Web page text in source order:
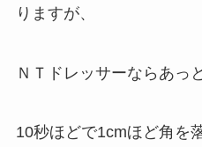
りますが、
ＮＴドレッサーならあっ
10秒ほどで1cmほど角を